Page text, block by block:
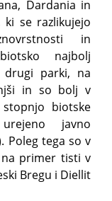
Dardania in
se razlikujejo
in
najbolj
drugi parki, na
in so bolj v
biotske
javno
Poleg tega so v
primer tisti v
Bregu i Diellit